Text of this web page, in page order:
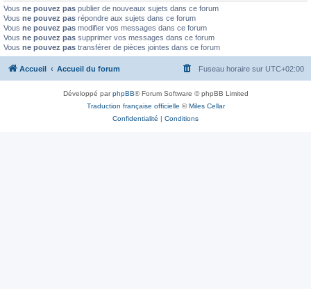
Vous ne pouvez pas publier de nouveaux sujets dans ce forum
Vous ne pouvez pas répondre aux sujets dans ce forum
Vous ne pouvez pas modifier vos messages dans ce forum
Vous ne pouvez pas supprimer vos messages dans ce forum
Vous ne pouvez pas transférer de pièces jointes dans ce forum
Accueil Accueil du forum Fuseau horaire sur UTC+02:00
Développé parphpBB® Forum Software © phpBB Limited
Traduction française officielle ©Miles Cellar
Confidentialité | Conditions